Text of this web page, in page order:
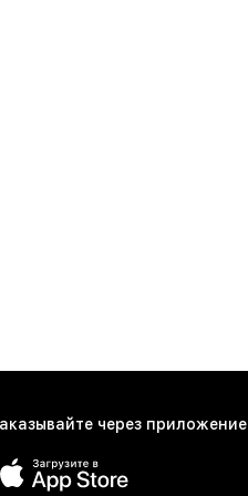
через приложение